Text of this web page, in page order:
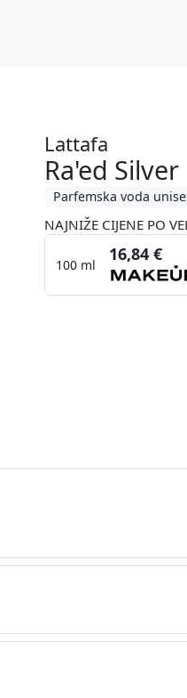
Lattafa
Ra'ed Silver
Parfemska voda
NAJNIŽE CIJENE PO
100 ml
16,84 €